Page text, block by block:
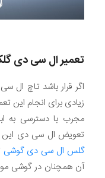
تعمیر ال سی دی
زیادی برای انجام این
تعویض ال سی دی این
گلس ال سی دی گوشی
آن همچنان در گوشی